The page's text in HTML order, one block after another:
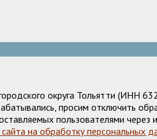
округа Тольятти (ИНН
просим отключить
пользователями через
на обработку персональных